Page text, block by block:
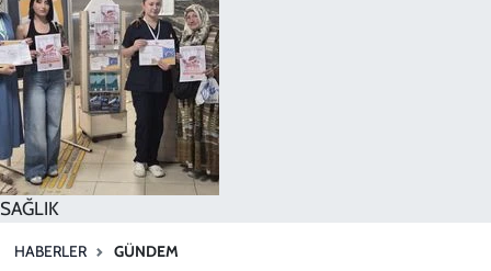
SAĞLIK
HABERLER GÜNDEM
SPOR
TEKNOLOJİ
YAŞAM